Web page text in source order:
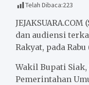
c
e
b
o
k
i
t
t
e
a
i
l
t
s
A
p
Telah Dibaca:223
dan audiensi
Rakyat, pada Rabu
Wakil Bupati
Pemerintahan